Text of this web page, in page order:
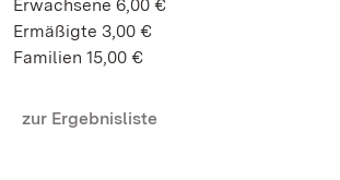
Erwachsene 6,00 €
Ermäßigte 3,00 €
Familien 15,00 €
zur Ergebnisliste